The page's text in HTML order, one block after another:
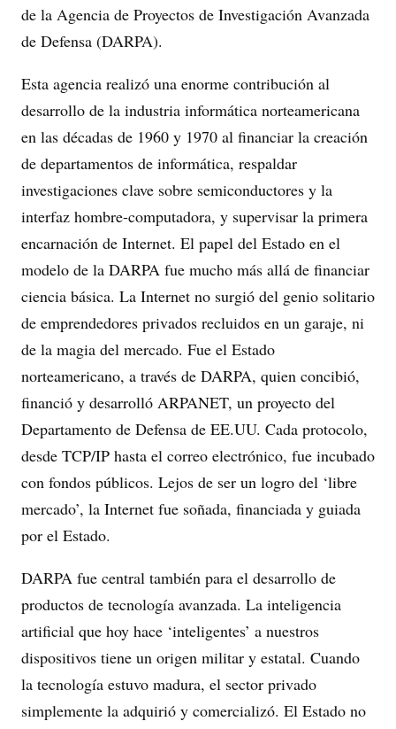
de la Agencia de Proyectos de Investigación Avanzada
de Defensa (DARPA).
Esta agencia realizó una enorme contribución al
desarrollo de la industria informática norteamericana
en las décadas de 1960 y 1970 al financiar la creación
de departamentos de informática, respaldar
investigaciones clave sobre semiconductores y la
interfaz hombre-computadora, y supervisar la primera
encarnación de Internet. El papel del Estado en el
modelo de la DARPA fue mucho más allá de financiar
ciencia básica. La Internet no surgió del genio solitario
de emprendedores privados recluidos en un garaje, ni
de la magia del mercado. Fue el Estado
norteamericano, a través de DARPA, quien concibió,
financió y desarrolló ARPANET, un proyecto del
Departamento de Defensa de EE.UU. Cada protocolo,
desde TCP/IP hasta el correo electrónico, fue incubado
con fondos públicos. Lejos de ser un logro del ‘libre
mercado’, la Internet fue soñada, financiada y guiada
por el Estado.
DARPA fue central también para el desarrollo de
productos de tecnología avanzada. La inteligencia
artificial que hoy hace ‘inteligentes’ a nuestros
dispositivos tiene un origen militar y estatal. Cuando
la tecnología estuvo madura, el sector privado
simplemente la adquirió y comercializó. El Estado no